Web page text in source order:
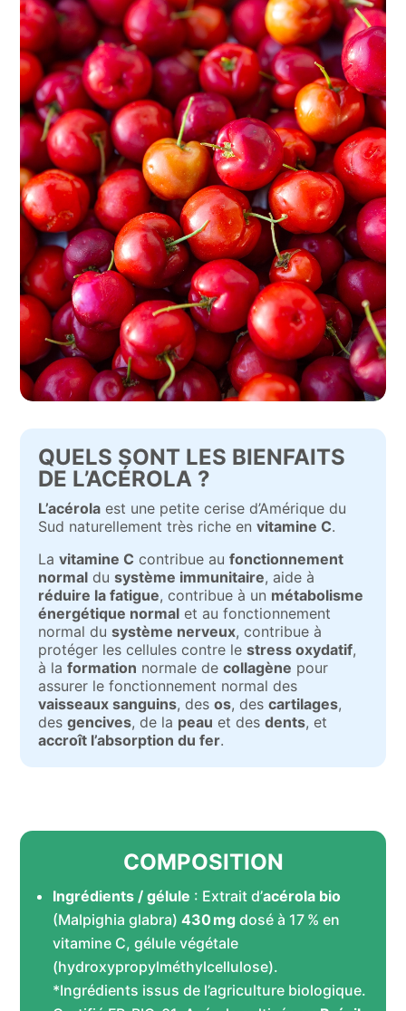
QUELS SONT LES BIENFAITS
DE L’ACÉROLA ?
L’acérola est une petite cerise d’Amérique du
Sud naturellement très riche envitamine C.
Lavitamine C contribue aufonctionnement
normal dusystème immunitaire, aide à
réduire la fatigue, contribue à un métabolisme
énergétique normal et au fonctionnement
normal dusystème nerveux, contribue à
protéger les cellules contre lestress oxydatif,
à laformation normale decollagène pour
assurer le fonctionnement normal des
vaisseaux sanguins, desos, descartilages,
desgencives, de la peau et desdents, et
accroît l’absorption du fer.
COMPOSITION
Ingrédients / gélule : Extrait d’acérola bio
(Malpighia glabra)430 mg dosé à 17 % en
vitamine C, gélule végétale
(hydroxypropylméthylcellulose).
*Ingrédients issus de l’agriculture biologique.